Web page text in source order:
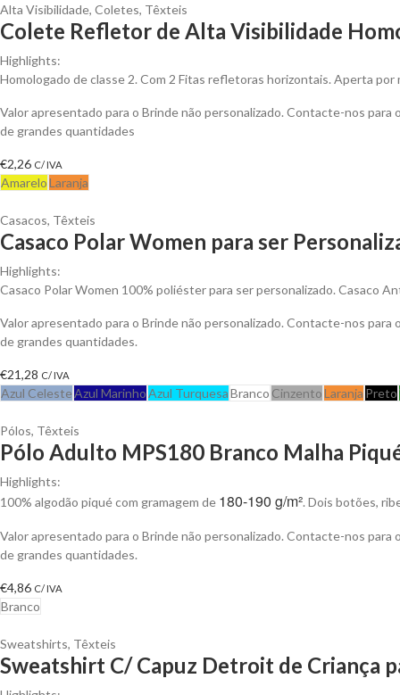
Alta Visibilidade, Coletes, Têxteis
Colete Refletor de Alta Visibilidade
Highlights:
Homologado de classe 2. Com 2 Fitas refletoras horizontais. Aperta por
Valor apresentado para o Brinde não personalizado. Contacte-nos
de grandes quantidades
€2,26 C/ IVA
AmareloLaranja
Casacos, Têxteis
Casaco Polar Women para ser
Highlights:
Casaco Polar Women 100% poliéster para ser personalizado. Casaco
Valor apresentado para o Brinde não personalizado. Contacte-nos
de grandes quantidades.
€21,28 C/ IVA
Azul CelesteAzul MarinhoAzul TurquesaBranco CinzentoLaranja Preto
Pólos, Têxteis
Pólo Adulto MPS180 Branco Malha
Highlights:
100% algodão piqué com gramagem de 180-190 g/m². Dois botões,
Valor apresentado para o Brinde não personalizado. Contacte-nos
de grandes quantidades.
€4,86 C/ IVA
Branco
Sweatshirts, Têxteis
Sweatshirt C/ Capuz Detroit de Criança